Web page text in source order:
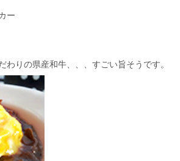
ー
りの県産和牛、、、すごい旨そうです。